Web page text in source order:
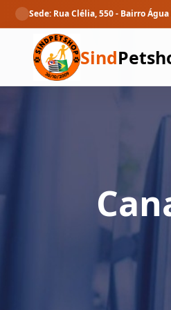
Sede: Rua Clélia, 550 - Bairro
Sind